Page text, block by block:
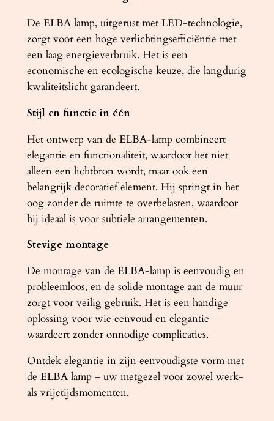
De ELBA lamp, uitgerust met LED-technologie,
zorgt voor een hoge verlichtingsefficiëntie met
een laag energieverbruik. Het is een
economische en ecologische keuze, die langdurig
kwaliteitslicht garandeert.
Stijl en functie in één
Het ontwerp van de ELBA-lamp combineert
elegantie en functionaliteit, waardoor het niet
alleen een lichtbron wordt, maar ook een
belangrijk decoratief element. Hij springt in het
oog zonder de ruimte te overbelasten, waardoor
hij ideaal is voor subtiele arrangementen.
Stevige montage
De montage van de ELBA-lamp is eenvoudig en
probleemloos, en de solide montage aan de muur
zorgt voor veilig gebruik. Het is een handige
oplossing voor wie eenvoud en elegantie
waardeert zonder onnodige complicaties.
Ontdek elegantie in zijn eenvoudigste vorm met
de ELBA lamp – uw metgezel voor zowel werk-
als vrijetijdsmomenten.